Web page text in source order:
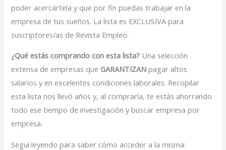
poder acercártela y que por fin puedas trabajar en la
empresa de tus sueños. La lista es EXCLUSIVA para
suscriptores/as de Revista Empleo.
¿Qué estás comprando con esta lista? Una selección
extensa de empresas que GARANTIZAN pagar altos
salarios y en excelentes condiciones laborales. Recopilar
esta lista nos llevó años y, al comprarla, te estás ahorrando
todo ese tiempo de investigación y buscar empresa por
empresa.
Seguí leyendo para saber cómo acceder a la misma: